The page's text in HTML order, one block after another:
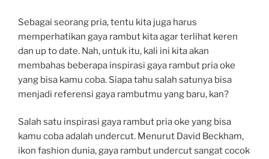
Sebagai seorang pria, tentu kita juga harus
memperhatikan gaya rambut kita agar terlihat keren
dan up to date. Nah, untuk itu, kali ini kita akan
membahas beberapa inspirasi gaya rambut pria oke
yang bisa kamu coba. Siapa tahu salah satunya bisa
menjadi referensi gaya rambutmu yang baru, kan?
Salah satu inspirasi gaya rambut pria oke yang bisa
kamu coba adalah undercut. Menurut David Beckham,
ikon fashion dunia, gaya rambut undercut sangat cocok